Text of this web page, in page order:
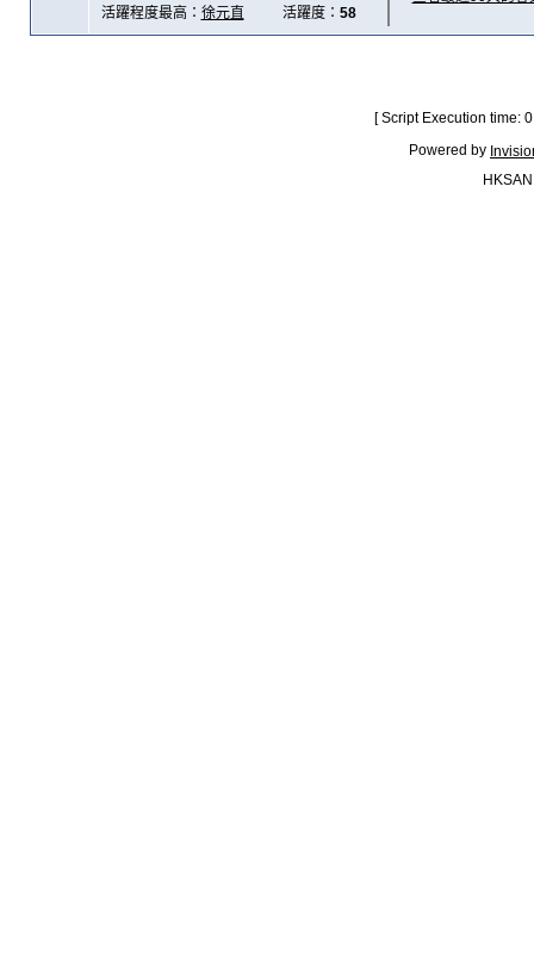
活躍程度最高： 徐元直 活躍度： 58
[ Script Execution time:
Powered by